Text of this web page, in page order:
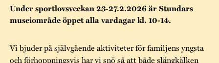
Tillgänglighet
Hållbar utveckling
Kalas på Stundars
Stundars teater
Jarl Hemmer
Byggnadsvård
Rödmyllan
Museipedagogik
Stundarsvänner
Marknader
Under sportlovsveckan 23-27.2.2026 är Stundars
museiområde öppet alla vardagar kl. 10-14.
Vi bjuder på självgående aktiviteter för familjens yngsta
och förhoppningsvis har vi snö så att både slängkälken